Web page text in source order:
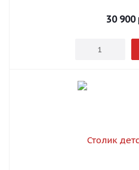
30 900